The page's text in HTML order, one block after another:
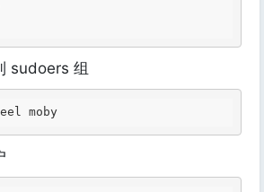
sudoers 组
moby